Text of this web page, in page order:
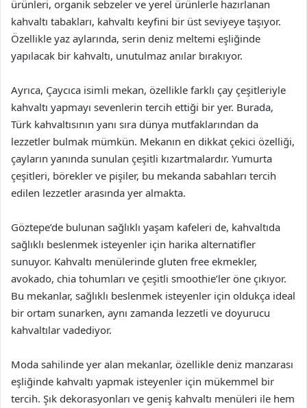
ürünleri, organik sebzeler ve yerel ürünlerle hazırlanan
kahvaltı tabakları, kahvaltı keyfini bir üst seviyeye taşıyor.
Özellikle yaz aylarında, serin deniz meltemi eşliğinde
yapılacak bir kahvaltı, unutulmaz anılar bırakıyor.
Ayrıca, Çaycıca isimli mekan, özellikle farklı çay çeşitleriyle
kahvaltı yapmayı sevenlerin tercih ettiği bir yer. Burada,
Türk kahvaltısının yanı sıra dünya mutfaklarından da
lezzetler bulmak mümkün. Mekanın en dikkat çekici özelliği,
çayların yanında sunulan çeşitli kızartmalardır. Yumurta
çeşitleri, börekler ve pişiler, bu mekanda sabahları tercih
edilen lezzetler arasında yer almakta.
Göztepe’de bulunan sağlıklı yaşam kafeleri de, kahvaltıda
sağlıklı beslenmek isteyenler için harika alternatifler
sunuyor. Kahvaltı menülerinde gluten free ekmekler,
avokado, chia tohumları ve çeşitli smoothie’ler öne çıkıyor.
Bu mekanlar, sağlıklı beslenmek isteyenler için oldukça ideal
bir ortam sunarken, aynı zamanda lezzetli ve doyurucu
kahvaltılar vadediyor.
Moda sahilinde yer alan mekanlar, özellikle deniz manzarası
eşliğinde kahvaltı yapmak isteyenler için mükemmel bir
tercih. Şık dekorasyonları ve geniş kahvaltı menüleri ile hem